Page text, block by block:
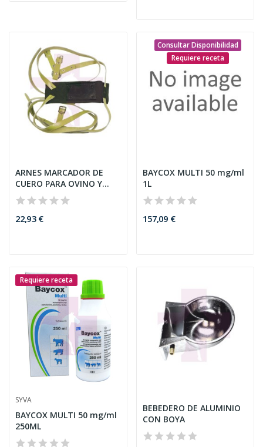
ARNES MARCADOR DE
CUERO PARA OVINO Y
CAPRINO
22,93 €
Consultar Disponibilidad
Requiere receta
BAYCOX MULTI 50 mg/ml
1L
157,09 €
Requiere receta
SYVA
BAYCOX MULTI 50 mg/ml
250ML
BEBEDERO DE ALUMINIO
CON BOYA